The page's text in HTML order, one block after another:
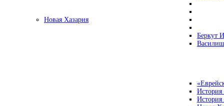
Новая Хазария
Беркут